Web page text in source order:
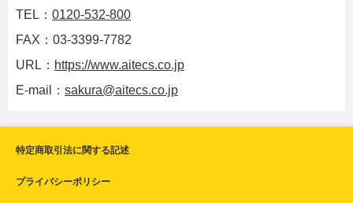
TEL： 0120-532-800
FAX：03-3399-7782
URL： https://www.aitecs.co.jp
E-mail： sakura@aitecs.co.jp
特定商取引法に関する記述
プライバシーポリシー